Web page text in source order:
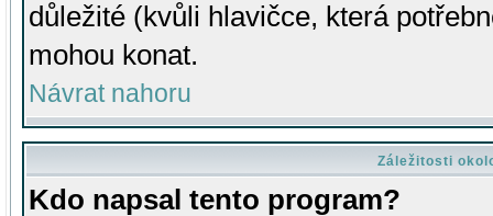
důležité (kvůli hlavičce, která
mohou konat.
Návrat nahoru
Záležitosti
Kdo napsal tento program?